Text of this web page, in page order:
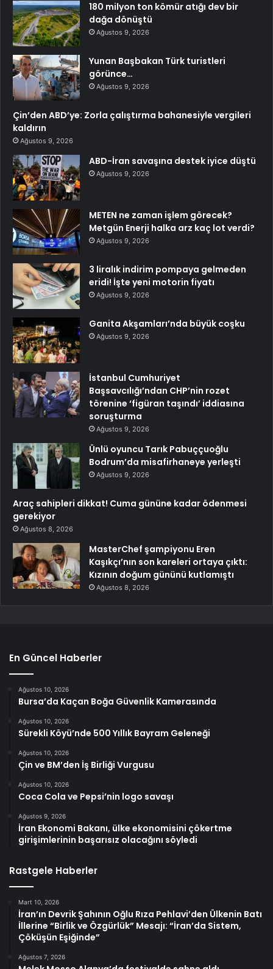
180 milyon ton kömür atığı dev bir
dağa dönüştü
Ağustos 9, 2026
Yunan Başbakan Türk turistleri
görünce…
Ağustos 9, 2026
Çin’den ABD’ye: Zorla çalıştırma bahanesiyle vergileri
kaldırın
Ağustos 9, 2026
ABD-İran savaşına destek iyice düştü
Ağustos 9, 2026
METEN ne zaman işlem görecek?
Metgün Enerji halka arz kaç lot verdi?
Ağustos 9, 2026
3 liralık indirim pompaya gelmeden
eridi! İşte yeni motorin fiyatı
Ağustos 9, 2026
Ganita Akşamları’nda büyük coşku
Ağustos 9, 2026
İstanbul Cumhuriyet
Başsavcılığı’ndan CHP’nin rozet
törenine ‘figüran taşındı’ iddiasına
soruşturma
Ağustos 9, 2026
Ünlü oyuncu Tarık Pabuççuoğlu
Bodrum’da misafirhaneye yerleşti
Ağustos 9, 2026
Araç sahipleri dikkat! Cuma gününe kadar ödenmesi
gerekiyor
Ağustos 8, 2026
MasterChef şampiyonu Eren
Kaşıkçı’nın son kareleri ortaya çıktı:
Kızının doğum gününü kutlamıştı
Ağustos 8, 2026
En Güncel Haberler
Ağustos 10, 2026
Bursa’da Kaçan Boğa Güvenlik Kamerasında
Ağustos 10, 2026
Sürekli Köyü’nde 500 Yıllık Bayram Geleneği
Ağustos 10, 2026
Çin ve BM’den İş Birliği Vurgusu
Ağustos 10, 2026
Coca Cola ve Pepsi’nin logo savaşı
Ağustos 9, 2026
İran Ekonomi Bakanı, ülke ekonomisini çökertme
girişimlerinin başarısız olacağını söyledi
Rastgele Haberler
Mart 10, 2026
İran’ın Devrik Şahının Oğlu Rıza Pehlavi’den Ülkenin Batı
İllerine “Birlik ve Özgürlük” Mesajı: “İran’da Sistem,
Çöküşün Eşiğinde”
Ağustos 7, 2026